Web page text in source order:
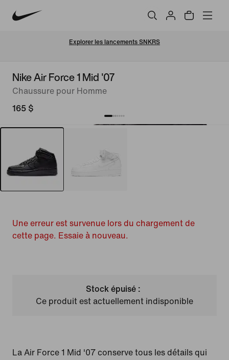
Explorer les lancements SNKRS
Nike Air Force 1 Mid '07
Chaussure pour Homme
165 $
Une erreur est survenue lors du chargement de
cette page. Essaie à nouveau.
Stock épuisé :
Ce produit est actuellement indisponible
La Air Force 1 Mid '07 conserve tous les détails qui